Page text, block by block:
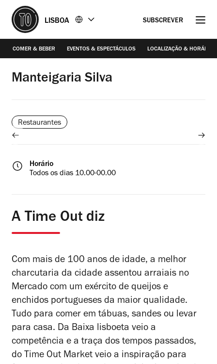
para
conteúdo
para
rodapé
LISBOA SUBSCREVER
COMER & BEBER EVENTOS & ESPECTÁCULOS LOCALIZAÇÃO & HORÁRIO
Joana Freitas
Manteigaria Silva
Restaurantes
Horário
Todos os dias 10.00-00.00
A Time Out diz
Com mais de 100 anos de idade, a melhor
charcutaria da cidade assentou arraiais no
Mercado com um exército de queijos e
enchidos portugueses da maior qualidade.
Tudo para comer em tábuas, sandes ou levar
para casa. Da Baixa lisboeta veio a
competência e a traça dos tempos passados,
do Time Out Market veio a inspiração para